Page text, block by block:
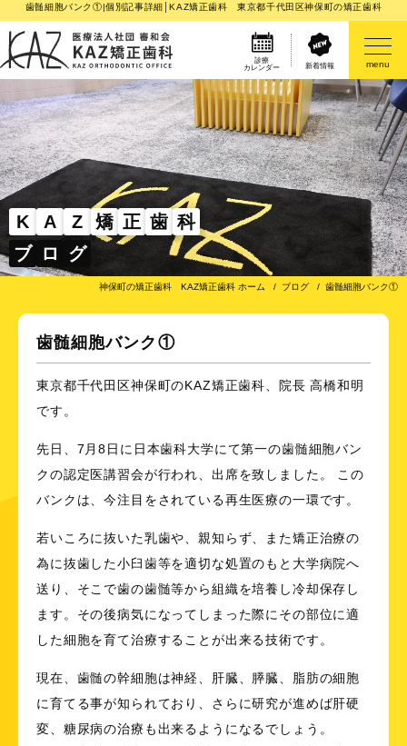
歯髄細胞バンク①|個別記事詳細│KAZ矯正歯科 東京都千代田区神保町の矯正歯科
診療
カレンダー
新着情報 menu
K A Z 矯 正 歯 科
ブ ロ グ
神保町の矯正歯科 KAZ矯正歯科 ホーム ブログ 歯髄細胞バンク①
歯髄細胞バンク①
東京都千代田区神保町のKAZ矯正歯科、院長 高橋和明
です。
先日、7月8日に日本歯科大学にて第一の歯髄細胞バン
クの認定医講習会が行われ、出席を致しました。 この
バンクは、今注目をされている再生医療の一環です。
若いころに抜いた乳歯や、親知らず、また矯正治療の
為に抜歯した小臼歯等を適切な処置のもと大学病院へ
送り、そこで歯の歯髄等から組織を培養し冷却保存し
ます。その後病気になってしまった際にその部位に適
した細胞を育て治療することが出来る技術です。
現在、歯髄の幹細胞は神経、肝臓、膵臓、脂肪の細胞
に育てる事が知られており、さらに研究が進めば肝硬
変、糖尿病の治療も出来るようになるでしょう。
医院案内
矯正歯科治療のご案内
矯正装置のご紹介
その他